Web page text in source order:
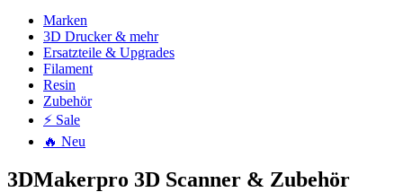
Marken
3D Drucker & mehr
Ersatzteile & Upgrades
Filament
Resin
Zubehör
⚡ Sale
🔥 Neu
3DMakerpro 3D Scanner & Zubehör